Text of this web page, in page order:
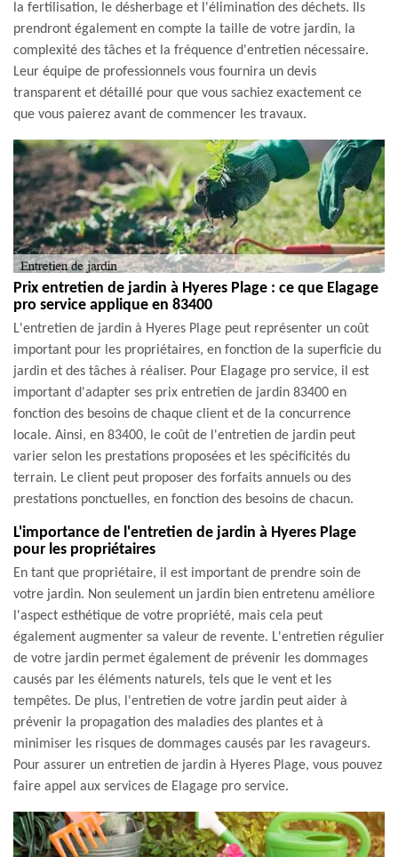
la fertilisation, le désherbage et l'élimination des déchets. Ils
prendront également en compte la taille de votre jardin, la
complexité des tâches et la fréquence d'entretien nécessaire.
Leur équipe de professionnels vous fournira un devis
transparent et détaillé pour que vous sachiez exactement ce
que vous paierez avant de commencer les travaux.
Prix entretien de jardin à Hyeres Plage : ce que Elagage
pro service applique en 83400
L'entretien de jardin à Hyeres Plage peut représenter un coût
important pour les propriétaires, en fonction de la superficie du
jardin et des tâches à réaliser. Pour Elagage pro service, il est
important d'adapter ses prix entretien de jardin 83400 en
fonction des besoins de chaque client et de la concurrence
locale. Ainsi, en 83400, le coût de l'entretien de jardin peut
varier selon les prestations proposées et les spécificités du
terrain. Le client peut proposer des forfaits annuels ou des
prestations ponctuelles, en fonction des besoins de chacun.
L'importance de l'entretien de jardin à Hyeres Plage
pour les propriétaires
En tant que propriétaire, il est important de prendre soin de
votre jardin. Non seulement un jardin bien entretenu améliore
l'aspect esthétique de votre propriété, mais cela peut
également augmenter sa valeur de revente. L'entretien régulier
de votre jardin permet également de prévenir les dommages
causés par les éléments naturels, tels que le vent et les
tempêtes. De plus, l'entretien de votre jardin peut aider à
prévenir la propagation des maladies des plantes et à
minimiser les risques de dommages causés par les ravageurs.
Pour assurer un entretien de jardin à Hyeres Plage, vous pouvez
faire appel aux services de Elagage pro service.